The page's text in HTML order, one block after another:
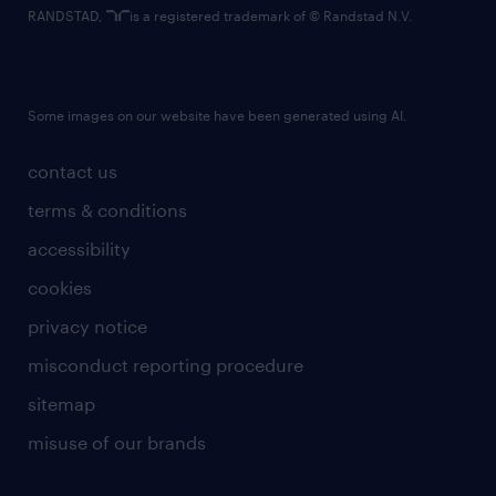
contact us
terms & conditions
accessibility
cookies
privacy notice
misconduct reporting procedure
sitemap
misuse of our brands
RANDSTAD, is a registered trademark of © Randstad N.V.
Some images on our website have been generated using AI.